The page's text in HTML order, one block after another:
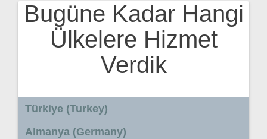
Bugüne Kadar Hangi
Ülkelere Hizmet
Verdik
Türkiye (Turkey)
Almanya (Germany)